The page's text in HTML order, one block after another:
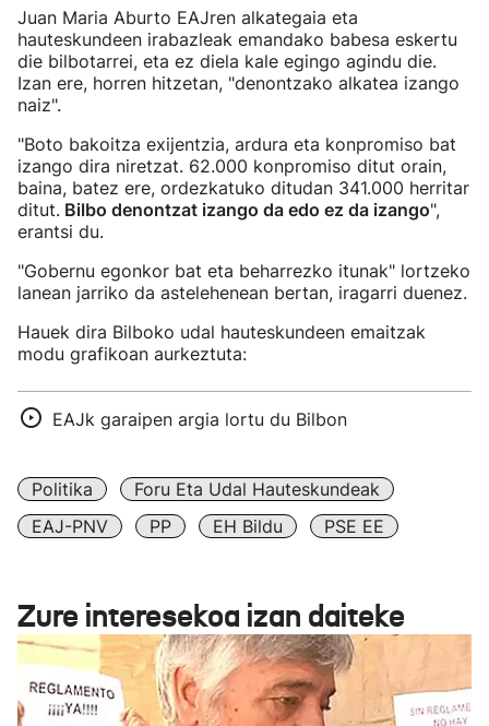
Juan Maria Aburto EAJren alkategaia eta
hauteskundeen irabazleak emandako babesa eskertu
die bilbotarrei, eta ez diela kale egingo agindu die.
Izan ere, horren hitzetan, "denontzako alkatea izango
naiz".
"Boto bakoitza exijentzia, ardura eta konpromiso bat
izango dira niretzat. 62.000 konpromiso ditut orain,
baina, batez ere, ordezkatuko ditudan 341.000 herritar
ditut. Bilbo denontzat izango da edo ez da izango",
erantsi du.
"Gobernu egonkor bat eta beharrezko itunak" lortzeko
lanean jarriko da astelehenean bertan, iragarri duenez.
Hauek dira Bilboko udal hauteskundeen emaitzak
modu grafikoan aurkeztuta:
EAJk garaipen argia lortu du Bilbon
Politika
Foru Eta Udal Hauteskundeak
EAJ-PNV
PP EH Bildu PSE EE
Zure interesekoa izan daiteke